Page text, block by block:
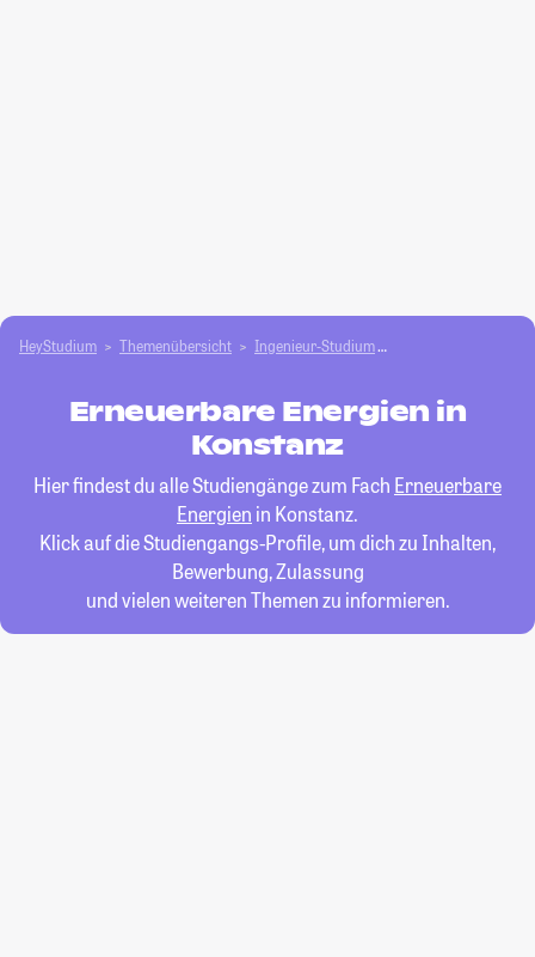
HeyStudium Themenübersicht Ingenieur-Studium
Erneuerbare Energien in
Konstanz
Hier findest du alle Studiengänge zum Fach Erneuerbare
Energien in Konstanz.
Klick auf die Studiengangs-Profile, um dich zu Inhalten,
Bewerbung, Zulassung
und vielen weiteren Themen zu informieren.